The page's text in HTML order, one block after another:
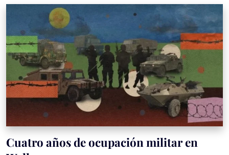
Cuatro años de ocupación militar en